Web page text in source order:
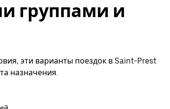
группами и
эти варианты поездок в Saint-Prest
назначения.